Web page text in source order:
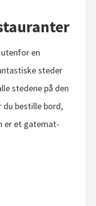
en
steder
stedene på den
bestille bord,
er et gatemat-